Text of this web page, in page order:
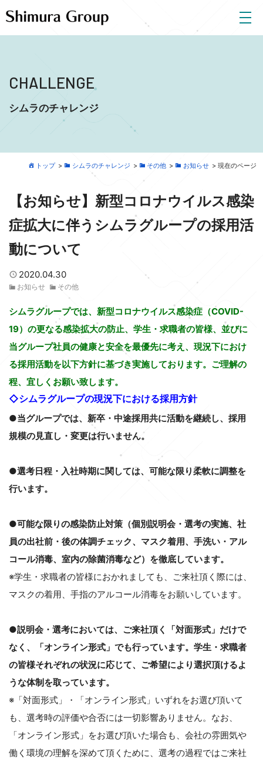
シムラのチャレンジ
CHALLENGE
トップ > シムラのチャレンジ > その他 > お知らせ > 現在のページ
【お知らせ】新型コロナウイルス感染
症拡大に伴うシムラグループの採用活
動について
2020.04.30
お知らせ その他
シムラグループでは、新型コロナウイルス感染症（COVID-
19）の更なる感染拡大の防止、学生・求職者の皆様、並びに
当グループ社員の健康と安全を最優先に考え、現況下におけ
る採用活動を以下方針に基づき実施しております。ご理解の
程、宜しくお願い致します。
◇シムラグループの現況下における採用方針
●当グループでは、新卒・中途採用共に活動を継続し、採用
規模の見直し・変更は行いません。
●選考日程・入社時期に関しては、可能な限り柔軟に調整を
行います。
●可能な限りの感染防止対策（個別説明会・選考の実施、社
員の出社前・後の体調チェック、マスク着用、手洗い・アル
コール消毒、室内の除菌消毒など）を徹底しています。
※学生・求職者の皆様におかれましても、ご来社頂く際には、
マスクの着用、手指のアルコール消毒をお願いしています。
●説明会・選考においては、ご来社頂く「対面形式」だけで
なく、「オンライン形式」でも行っています。 学生・求職者
の皆様それぞれの状況に応じて、ご希望により選択頂けるよ
うな体制を取っています。
※「対面形式」・「オンライン形式」いずれをお選び頂いて
も、選考時の評価や合否には一切影響ありません。なお、
「オンライン形式」をお選び頂いた場合も、会社の雰囲気や
働く環境の理解を深めて頂くために、選考の過程ではご来社